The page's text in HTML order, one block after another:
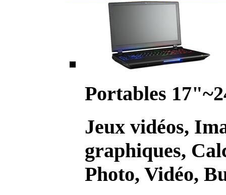
Portables
Jeux vidéos,
graphiques,
Photo, Vidéo,